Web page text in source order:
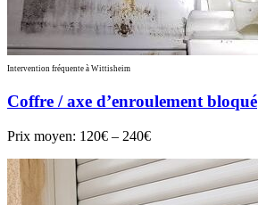
Intervention fréquente à Wittisheim
Coffre / axe d’enroulement bloqué
Prix moyen: 120€ – 240€